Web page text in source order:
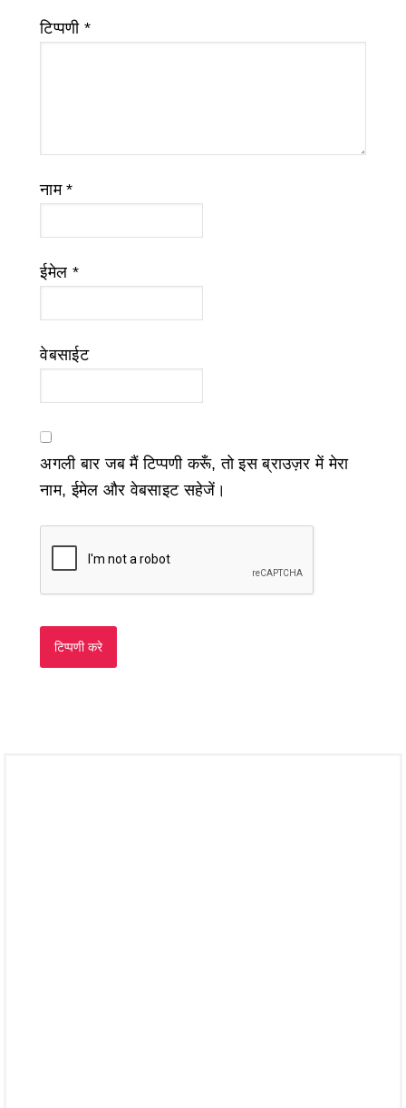
टिप्पणी *
नाम*
ईमेल *
वेबसाईट
अगली बार जब मैं टिप्पणी करूँ, तो इस ब्राउज़र में मेरा
नाम, ईमेल और वेबसाइट सहेजें।